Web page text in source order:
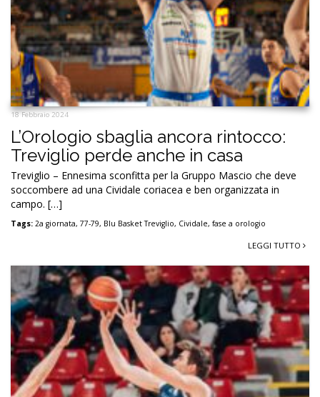
18 Febbraio 2024
L’Orologio sbaglia ancora rintocco:
Treviglio perde anche in casa
Treviglio – Ennesima sconfitta per la Gruppo Mascio che deve
soccombere ad una Cividale coriacea e ben organizzata in
campo. […]
Tags: 2a giornata, 77-79, Blu Basket Treviglio, Cividale, fase a orologio
LEGGI TUTTO